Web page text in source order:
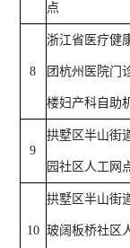
点
8
浙江省医疗健
团杭州医院门
楼妇产科自助
9
拱墅区半山街
园社区人工网
10
拱墅区半山街
玻阔板桥社区